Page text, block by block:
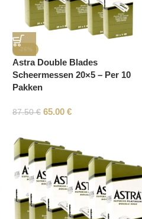
-26%
Astra Double Blades
Scheermessen 20×5 – Per 10
Pakken
87.50€ 65.00 €